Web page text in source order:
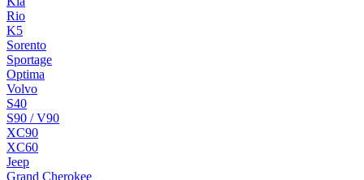
Rio
K5
Sorento
Sportage
Optima
Volvo
S40
S90 / V90
XC90
XC60
Jeep
Grand Cherokee